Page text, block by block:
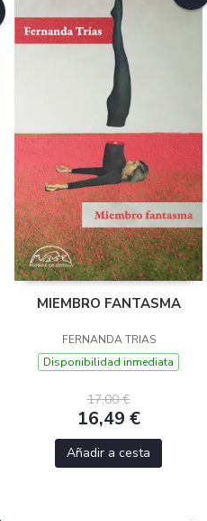
MIEMBRO FANTASMA
FERNANDA TRIAS
Disponibilidad inmediata
17,00 €
16,49 €
Añadir a cesta